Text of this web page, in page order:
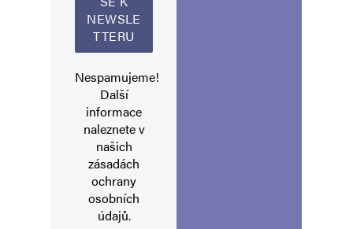
Nespamujeme!
Další
informace
naleznete v
našich
zásadách
ochrany
osobních
údajů.